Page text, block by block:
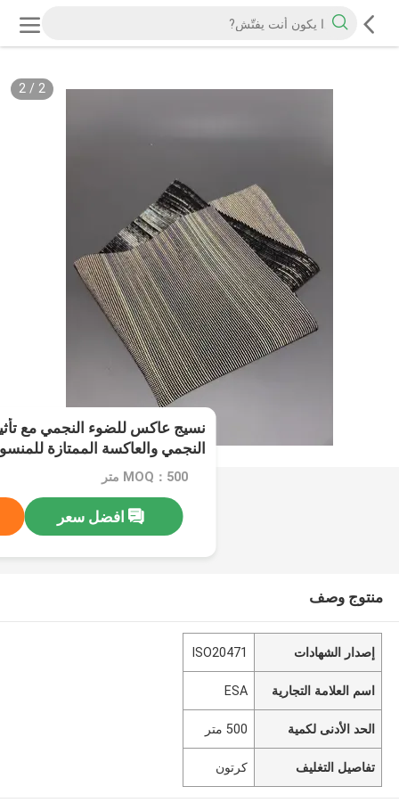
2
/
2
نسيج عاكس للضوء النجمي مع
النجمي والعاكسة الممتازة
MOQ：500 متر
افضل سعر
منتوج وصف
إصدار الشهادات ISO20471
اسم العلامة التجارية ESA
الحد الأدنى لكمية 500 متر
تفاصيل التغليف كرتون